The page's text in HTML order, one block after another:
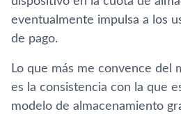
eventualmente impulsa a los
de pago.
Lo que más me convence del
es la consistencia con la que
modelo de almacenamiento